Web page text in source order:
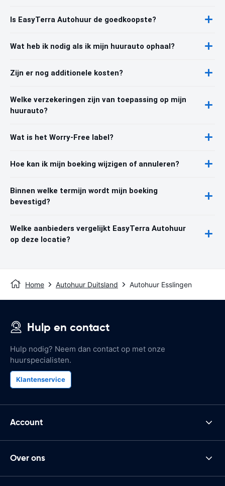
Is EasyTerra Autohuur de goedkoopste?
Wat heb ik nodig als ik mijn huurauto ophaal?
Zijn er nog additionele kosten?
Welke verzekeringen zijn van toepassing op mijn
huurauto?
Wat is het Worry-Free label?
Hoe kan ik mijn boeking wijzigen of annuleren?
Binnen welke termijn wordt mijn boeking
bevestigd?
Welke aanbieders vergelijkt EasyTerra Autohuur
op deze locatie?
Home Autohuur Duitsland Autohuur Esslingen
Hulp en contact
Hulp nodig? Neem dan contact op met onze
huurspecialisten.
Klantenservice
Account
Over ons